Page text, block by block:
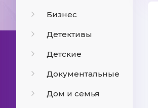
Бизнес
Детективы
Детские
Документальные
Дом и семья